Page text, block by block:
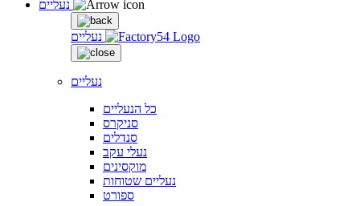
נעליים
נעליים
כל הנעליים
סניקרס
סנדלים
נעלי עקב
מוקסינים
נעליים שטוחות
ספורט